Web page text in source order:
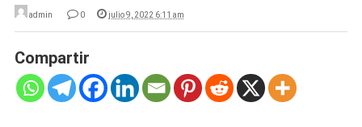
admin 0 julio 9, 2022 6:11 am
Compartir